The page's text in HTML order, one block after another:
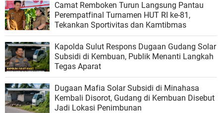
Camat Remboken Turun Langsung Pantau
Perempatfinal Turnamen HUT RI ke-81,
Tekankan Sportivitas dan Kamtibmas
Kapolda Sulut Respons Dugaan Gudang Solar
Subsidi di Kembuan, Publik Menanti Langkah
Tegas Aparat
Dugaan Mafia Solar Subsidi di Minahasa
Kembali Disorot, Gudang di Kembuan Disebut
Jadi Lokasi Penimbunan